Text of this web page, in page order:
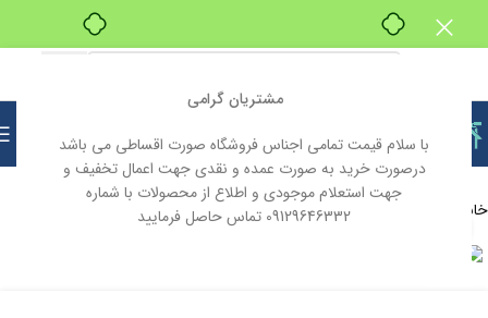
مشتریان گرامی
با سلام قیمت تمامی اجناس فروشگاه صورت اقساطی می باشد
درصورت خرید به صورت عمده و نقدی جهت اعمال تخفیف و
جهت استعلام موجودی و اطلاع از محصولات با شماره
09129646332 تماس حاصل فرمایید
خانه لوازم الکتریکی ( صنعتی و روشنایی ) داکت ها
بزرگنمایی تصویر